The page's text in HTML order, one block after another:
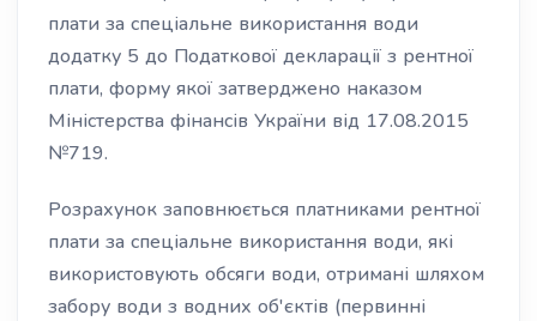
плати за спеціальне використання води
додатку 5 до Податкової декларації з рентної
плати, форму якої затверджено наказом
Міністерства фінансів України від 17.08.2015
№719.
Розрахунок заповнюється платниками рентної
плати за спеціальне використання води, які
використовують обсяги води, отримані шляхом
забору води з водних об'єктів (первинні